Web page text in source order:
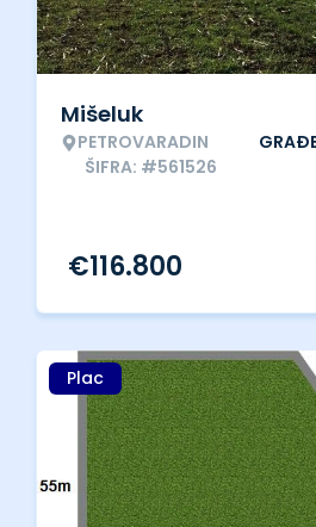
Mišeluk
PETROVARADIN
ŠIFRA: #561526
€116.800
Plac